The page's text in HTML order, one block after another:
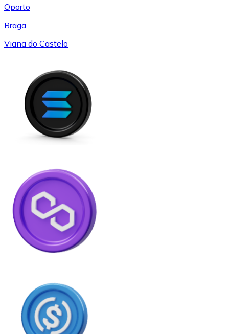
Oporto
Braga
Viana do Castelo